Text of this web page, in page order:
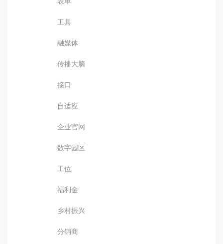
工具
融媒体
传播大脑
接口
自适应
企业官网
数字园区
工位
福利金
乡村振兴
分销商